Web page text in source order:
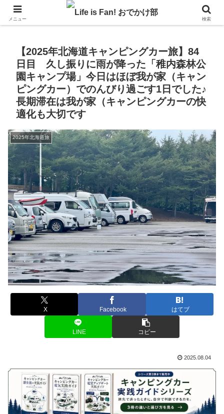
自作キャンピングカーで1年の3分の1を北海道でのんびりバンライフ♪
【2025年北海道キャンピングカー旅】84
日目 久し振りに雨が降った「稚内森林公
園キャンプ場」今日はほぼ我が家（キャン
ピングカー）でのんびり過ごす1日でした♪
長期滞在は我が家（キャンピングカーの快
適化も大切です
2025年北海道旅
X Facebook はてブ
LINE コピー
2025.08.04
メニュー 検索